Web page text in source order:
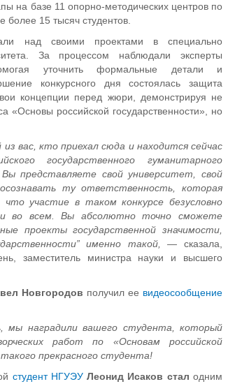
на базе 11 опорно-методических центров по
более 15 тысяч студентов.
над своими проектами в специально
За процессом наблюдали эксперты
уточнить формальные детали и
конкурсного дня состоялась защита
концепции перед жюри, демонстрируя не
«Основы российской государственности», но
вас, кто приехал сюда и находится сейчас
государственного гуманитарного
представляете свой университет, свой
ту ответственность, которая
участие в таком конкурсе безусловно
во всем. Вы абсолютно точно сможете
проекты государственной значимости,
именно такой, — сказала,
заместитель министра науки и высшего
Новгородов получил ее видеосообщение
мы наградили вашего студента, который
работ по «Основам российской
прекрасного студента!
студент НГУЭУ Леонид Исаков сталодним